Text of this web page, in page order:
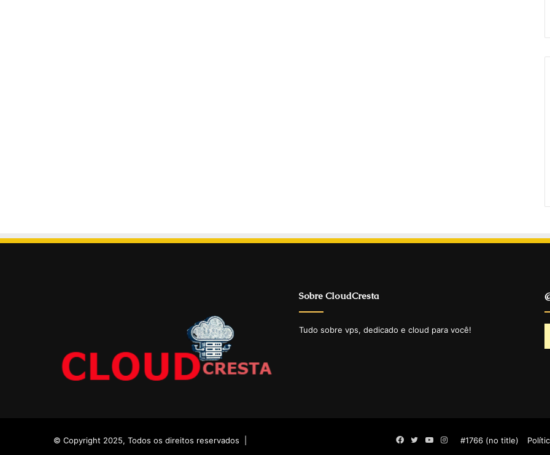
Sobre CloudCresta
Tudo sobre vps, dedicado e cloud para você!
© Copyright 2025, Todos os direitos reservados | #1766 (no title)
Facebook
TwitterYouTube
Instagram